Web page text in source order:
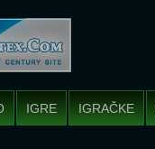
IGRE IGRAČKE